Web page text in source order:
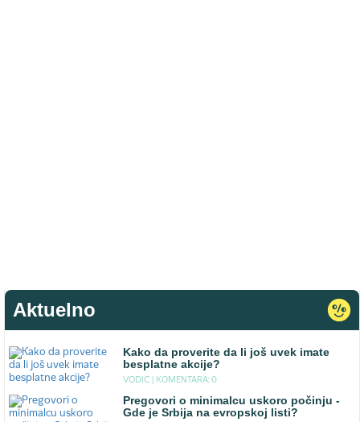
Aktuelno
Kako da proverite da li još uvek imate
besplatne akcije?
VODIC | KOMENTARA: 0
Pregovori o minimalcu uskoro počinju -
Gde je Srbija na evropskoj listi?